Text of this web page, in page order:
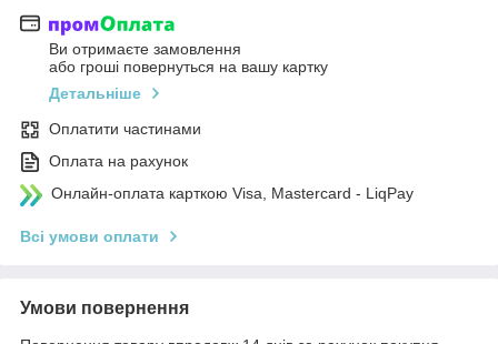
Ви отримаєте замовлення
або гроші повернуться на вашу картку
Детальніше
Оплатити частинами
Оплата на рахунок
Онлайн-оплата карткою Visa, Mastercard - LiqPay
Всі умови оплати
Умови повернення